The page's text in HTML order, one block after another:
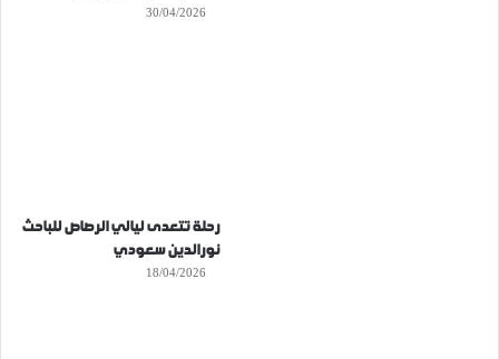
30/04/2026
رحلة تتعدى ليالي الرصاص للباحث
نورالدين سعودي
18/04/2026